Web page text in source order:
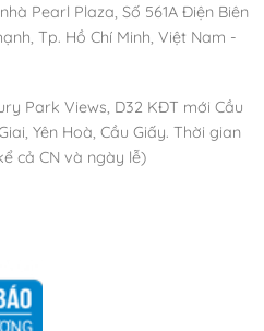
Pearl Plaza, Số 561A Điện Biên
Tp. Hồ Chí Minh, Việt Nam -
Park Views, D32 KĐT mới Cầu
Yên Hoà, Cầu Giấy. Thời gian
cả CN và ngày lễ)